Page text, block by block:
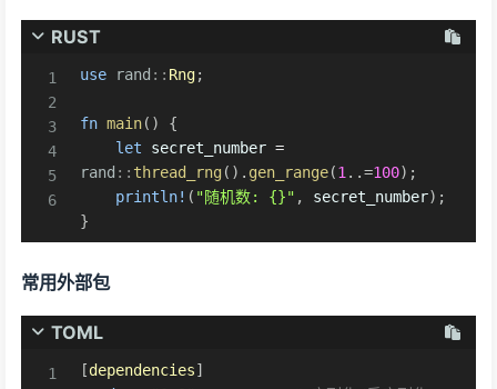
RUST
use rand :: Rng;
fn main( )
{
let secret_number =
rand :: thread_rng ( ) . gen_range(1 ..=100) ;
println! ( "随机数: {}" , secret_number) ;
}
常用外部包
TOML
[dependencies]